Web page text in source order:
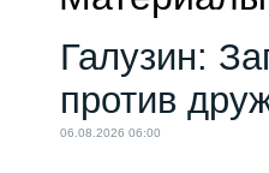
Галузин:
против
06.08.2026 06:00